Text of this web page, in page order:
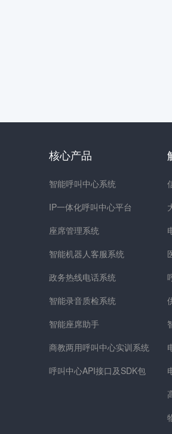
核心产品
智能呼叫中心系统
IP一体化呼叫中心平台
座席管理系统
智能机器人客服系统
政务热线电话系统
智能录音质检系统
智能座席助手
商教两用呼叫中心实训系统
呼叫中心API接口及SDK包